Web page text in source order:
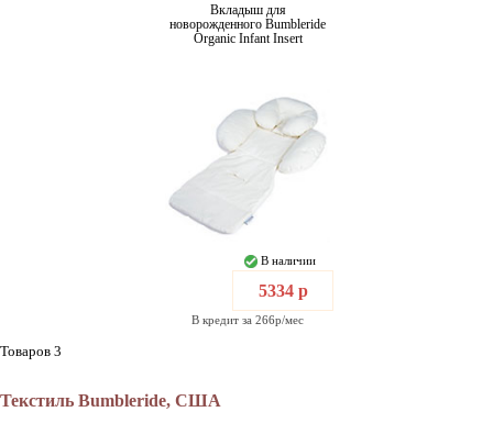
Вкладыш для
новорожденного Bumbleride
Organic Infant Insert
В наличии
5334 р
В кредит за 266р/мес
Товаров 3
Текстиль Bumbleride, США